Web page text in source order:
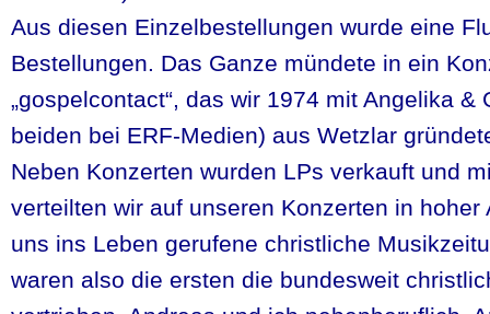
Aus diesen Einzelbestellungen wurde eine
Bestellungen. Das Ganze mündete in ein
„gospelcontact“, das wir 1974 mit Angelika &
beiden bei ERF-Medien) aus Wetzlar
Neben Konzerten wurden LPs verkauft und
verteilten wir auf unseren Konzerten in hoher
uns ins Leben gerufene christliche
waren also die ersten die bundesweit